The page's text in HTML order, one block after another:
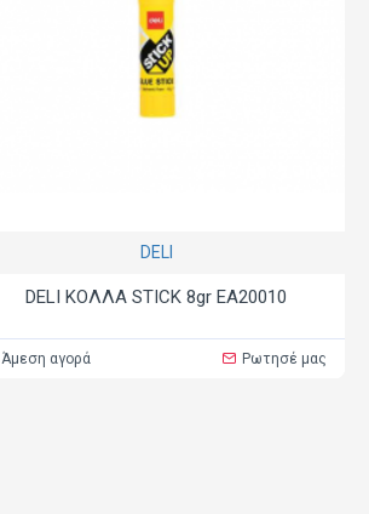
DELI
DELI ΚΟΛΛΑ STICK 8gr EA20010
Άμεση αγορά Ρωτησέ μας